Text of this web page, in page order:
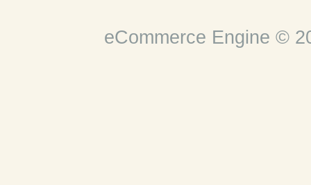
eCommerce Engine ©